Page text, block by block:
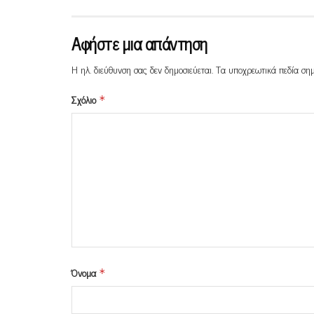
Αφήστε μια απάντηση
Η ηλ. διεύθυνση σας δεν δημοσιεύεται.Τα υποχρεωτικά πεδία
Σχόλιο *
Όνομα *